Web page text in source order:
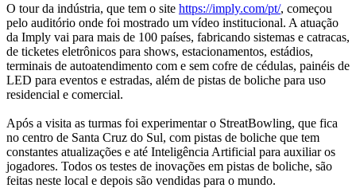
O tour da indústria, que tem o site https://imply.com/pt/, começou
pelo auditório onde foi mostrado um vídeo institucional. A atuação
da Imply vai para mais de 100 países, fabricando sistemas e catracas,
de ticketes eletrônicos para shows, estacionamentos, estádios,
terminais de autoatendimento com e sem cofre de cédulas, painéis de
LED para eventos e estradas, além de pistas de boliche para uso
residencial e comercial.
Após a visita as turmas foi experimentar o StreatBowling, que fica
no centro de Santa Cruz do Sul, com pistas de boliche que tem
constantes atualizações e até Inteligência Artificial para auxiliar os
jogadores. Todos os testes de inovações em pistas de boliche, são
feitas neste local e depois são vendidas para o mundo.